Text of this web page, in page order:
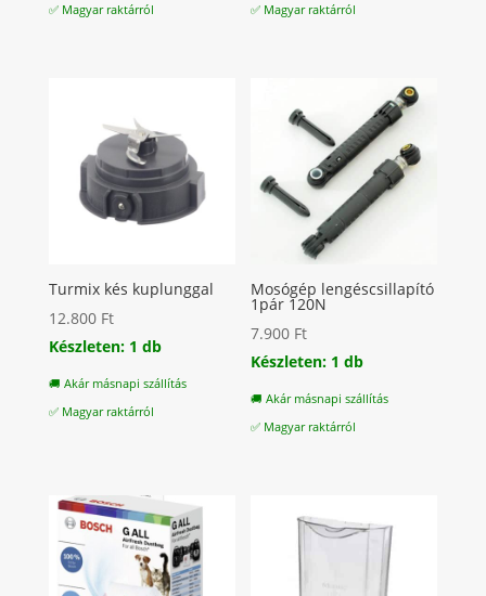
✅ Magyar raktárról
✅ Magyar raktárról
Turmix kés kuplunggal
12.800 Ft
Készleten: 1 db
🚚 Akár másnapi szállítás
✅ Magyar raktárról
Mosógép lengéscsillapító
1pár 120N
7.900 Ft
Készleten: 1 db
🚚 Akár másnapi szállítás
✅ Magyar raktárról